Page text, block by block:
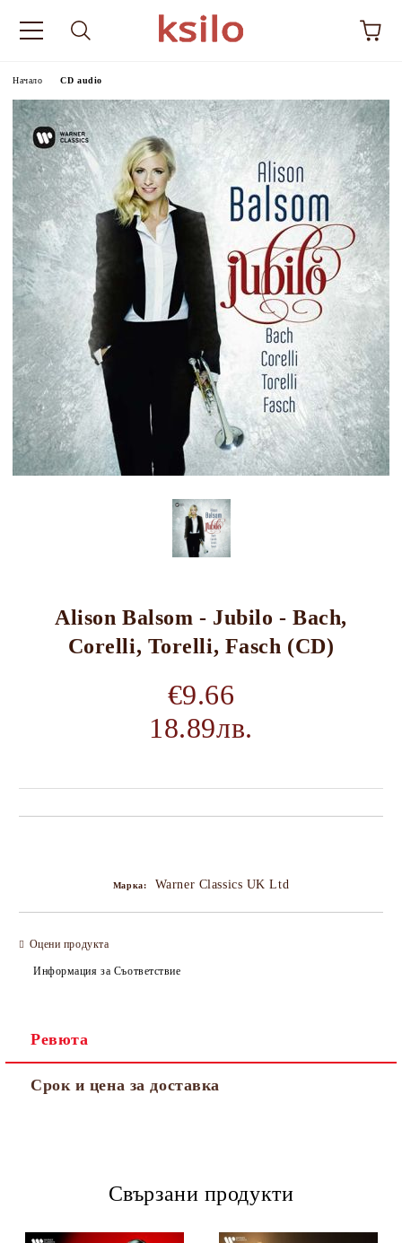
Начало CD audio
Alison Balsom - Jubilo - Bach,
Corelli, Torelli, Fasch (CD)
€9.66
18.89лв.
Марка: Warner Classics UK Ltd
Оцени продукта
Информация за Съответствие
Ревюта
Срок и цена за доставка
Свързани продукти